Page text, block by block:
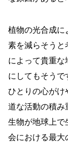
植物の光合成に
素を減らそうと
によって貴重な
にしてもそうで
ひとりの心がけ
道な活動の積み
生物が地球上
会における最大